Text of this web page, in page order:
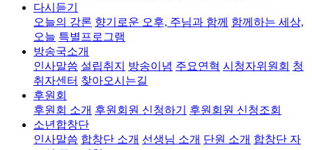
다시듣기
오늘의 강론 향기로운 오후, 주님과 함께 함께하는 세상,
오늘 특별프로그램
방송국소개
인사말씀 설립취지 방송이념 주요연혁 시청자위원회 청
취자센터 찾아오시는길
후원회
후원회 소개 후원회원 신청하기
후원회원 신청조회
소년합창단
인사말씀 합창단 소개 선생님 소개 단원 소개 합창단 자